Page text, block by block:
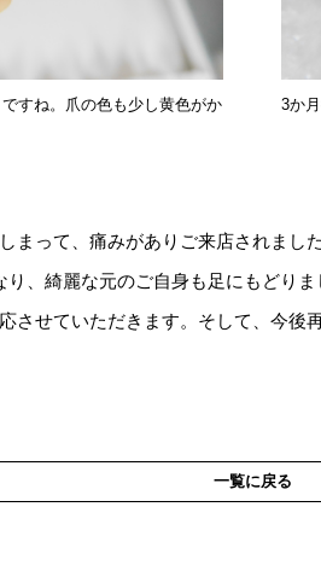
すね。爪の色も少し黄色がか
3か
まって、痛みがありご来店されました
、綺麗な元のご自身も足にもどりま
させていただきます。そして、今
一覧に戻る